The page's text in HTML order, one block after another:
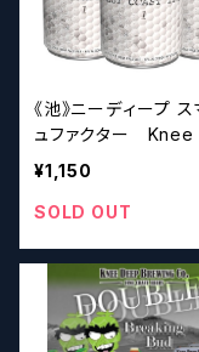
《池》ニーディープ ス
ュファクター Knee
Smash Factor【クラ
ールシザーズ】
¥1,150
SOLD OUT